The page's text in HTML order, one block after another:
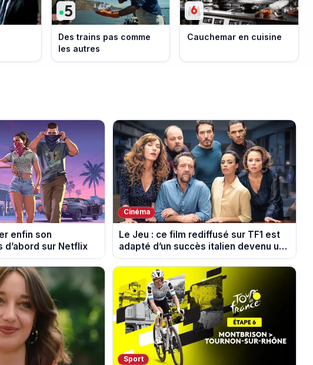
Des trains pas comme
les autres
Cauchemar en cuisine
enfin son
d’abord sur Netflix
Cinéma
Le Jeu : ce film rediffusé sur TF1 est
adapté d’un succès italien devenu un
phénomène mondial
Sport